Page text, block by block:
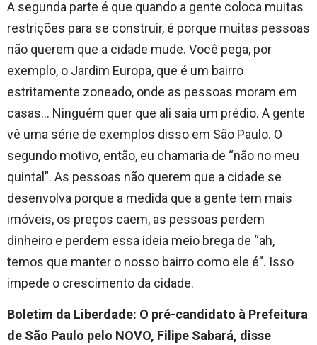
A segunda parte é que quando a gente coloca muitas
restrições para se construir, é porque muitas pessoas
não querem que a cidade mude. Você pega, por
exemplo, o Jardim Europa, que é um bairro
estritamente zoneado, onde as pessoas moram em
casas… Ninguém quer que ali saia um prédio. A gente
vê uma série de exemplos disso em São Paulo. O
segundo motivo, então, eu chamaria de “não no meu
quintal”. As pessoas não querem que a cidade se
desenvolva porque a medida que a gente tem mais
imóveis, os preços caem, as pessoas perdem
dinheiro e perdem essa ideia meio brega de “ah,
temos que manter o nosso bairro como ele é”. Isso
impede o crescimento da cidade.
Boletim da Liberdade: O pré-candidato à Prefeitura
de São Paulo pelo NOVO, Filipe Sabará, disse